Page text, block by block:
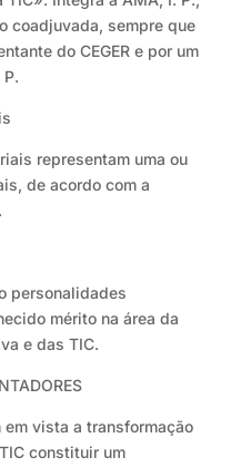
coadjuvada, sempre que
do CEGER e por um
representam uma ou
de acordo com a
personalidades
mérito na área da
e das TIC.
vista a transformação
constituir um